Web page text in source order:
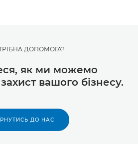
ДОПОМОГА?
як ми можемо
вашого бізнесу.
ДО НАС